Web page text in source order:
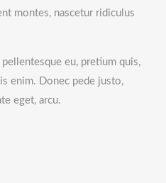
montes, nascetur ridiculus
eu, pretium quis,
enim. Donec pede justo,
eget, arcu.